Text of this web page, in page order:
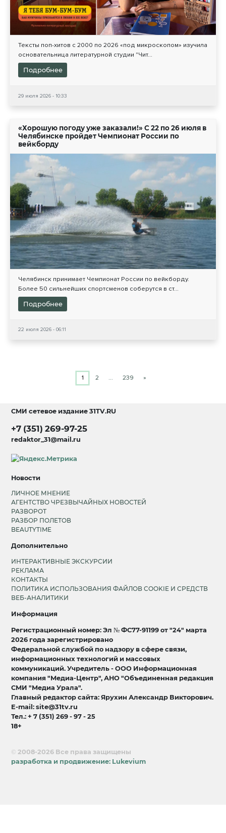
Тексты поп-хитов с 2000 по 2026 «под микроскопом» изучила
основательница литературной студии "Чит...
Подробнее
29 июля 2026 - 10:33
«Хорошую погоду уже заказали!» С 22 по 26 июля в
Челябинске пройдет Чемпионат России по
вейкборду
Челябинск принимает Чемпионат России по вейкборду.
Более 50 сильнейших спортсменов соберутся в ст...
Подробнее
22 июля 2026 - 06:11
1 2 … 239 »
СМИ сетевое издание31TV.RU
+7 (351) 269-97-25
redaktor_31@mail.ru
Новости
ЛИЧНОЕ МНЕНИЕ
АГЕНТСТВО ЧРЕЗВЫЧАЙНЫХ НОВОСТЕЙ
РАЗВОРОТ
РАЗБОР ПОЛЕТОВ
BEAUTYTIME
Дополнительно
ИНТЕРАКТИВНЫЕ ЭКСКУРСИИ
РЕКЛАМА
КОНТАКТЫ
ПОЛИТИКА ИСПОЛЬЗОВАНИЯ ФАЙЛОВ COOKIE И СРЕДСТВ
ВЕБ-АНАЛИТИКИ
Информация
Регистрационный номер: Эл № ФС77-91199 от "24" марта
2026 года зарегистрировано
Федеральной службой по надзору в сфере связи,
информационных технологий и массовых
коммуникаций. Учредитель - ООО Информационная
компания "Медиа-Центр", АНО "Объединенная редакция
СМИ "Медиа Урала".
Главный редактор сайта: Ярухин Александр Викторович.
E-mail: site@31tv.ru
Тел.: + 7 (351) 269 - 97 - 25
18+
© 2008-2026 Все права защищены
разработка и продвижение: Lukevium